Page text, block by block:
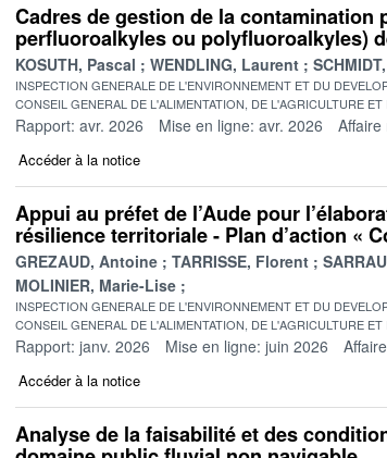
Cadres de gestion de la contamination
perfluoroalkyles ou polyfluoroalkyles)
KOSUTH, Pascal WENDLING, Laurent
INSPECTION GENERALE DE L'ENVIRONNEMENT ET DU
CONSEIL GENERAL DE L'ALIMENTATION, DE L'AGRICULTURE
Rapport: avr. 2026 Mise en ligne: avr. 2026 Affaire
Accéder à la notice
Appui au préfet de l’Aude pour
résilience territoriale - Plan d’action «
GREZAUD, Antoine TARRISSE, Florent
MOLINIER, Marie-Lise
INSPECTION GENERALE DE L'ENVIRONNEMENT ET DU
CONSEIL GENERAL DE L'ALIMENTATION, DE L'AGRICULTURE
Rapport: janv. 2026 Mise en ligne: juin 2026
Accéder à la notice
Analyse de la faisabilité et des